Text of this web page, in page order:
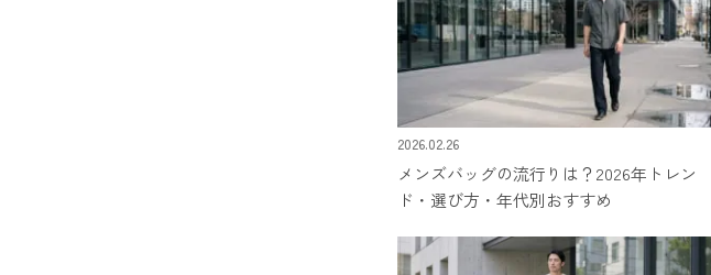
2026.02.26
メンズバッグの流行りは？2026年トレン
ド・選び方・年代別おすすめ